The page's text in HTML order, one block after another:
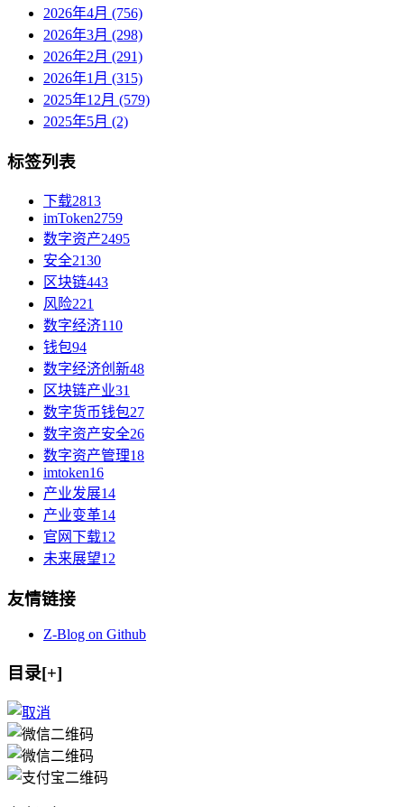
2026年4月 (756)
2026年3月 (298)
2026年2月 (291)
2026年1月 (315)
2025年12月 (579)
2025年5月 (2)
标签列表
下载2813
imToken2759
数字资产2495
安全2130
区块链443
风险221
数字经济110
钱包94
数字经济创新48
区块链产业31
数字货币钱包27
数字资产安全26
数字资产管理18
imtoken16
产业发展14
产业变革14
官网下载12
未来展望12
友情链接
Z-Blog on Github
目录[+]